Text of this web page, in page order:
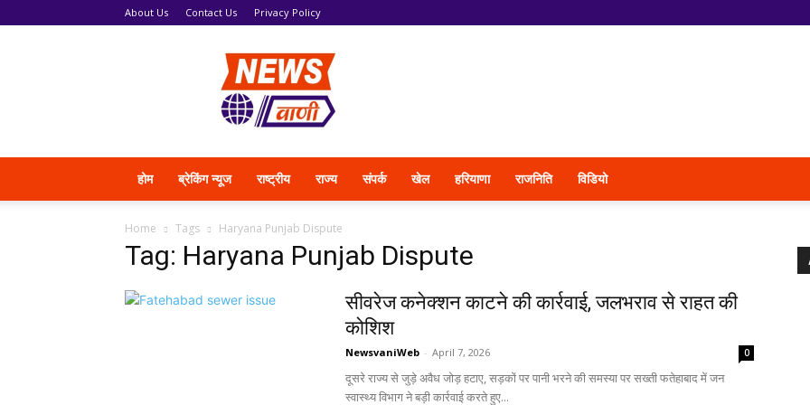
About Us Contact Us Privacy Policy
News
Vani
होम ब्रेकिंग न्यूज राष्ट्रीय राज्य संपर्क खेल हरियाणा राजनिति विडियो
Home Tags Haryana Punjab Dispute
Tag: Haryana Punjab Dispute
सीवरेज कनेक्शन काटने की कार्रवाई, जलभराव से राहत की
कोशिश
NewsvaniWeb - April 7, 2026 0
दूसरे राज्य से जुड़े अवैध जोड़ हटाए, सड़कों पर पानी भरने की समस्या पर सख्ती फतेहाबाद में जन
स्वास्थ्य विभाग ने बड़ी कार्रवाई करते हुए...